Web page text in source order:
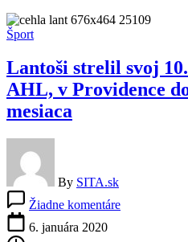
štyri
gemy
Šport
Lantoši strelil svoj
AHL, v Providence
mesiaca
By SITA.sk
Žiadne komentáreLantoši
6. januára 2020